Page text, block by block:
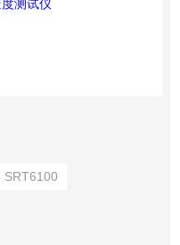
SRT6100